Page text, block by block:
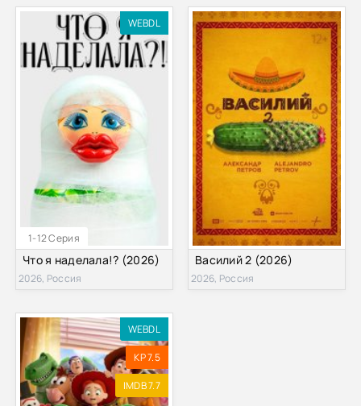
1-12 Серия
WEBDL
Что я наделала!? (2026)
2026, Россия
Василий 2 (2026)
2026, Россия
WEBDL
KP 7.5
IMDB 7.7